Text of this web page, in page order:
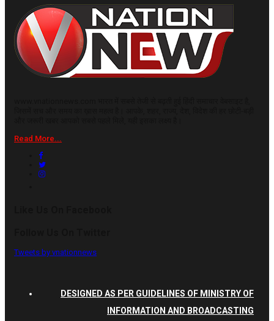
Read More...
Tweets by vnationnews
DESIGNED AS PER GUIDELINES OF MINISTRY OF
INFORMATION AND BROADCASTING